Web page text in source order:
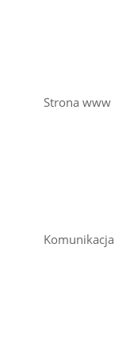
Strona www
Komunikacja